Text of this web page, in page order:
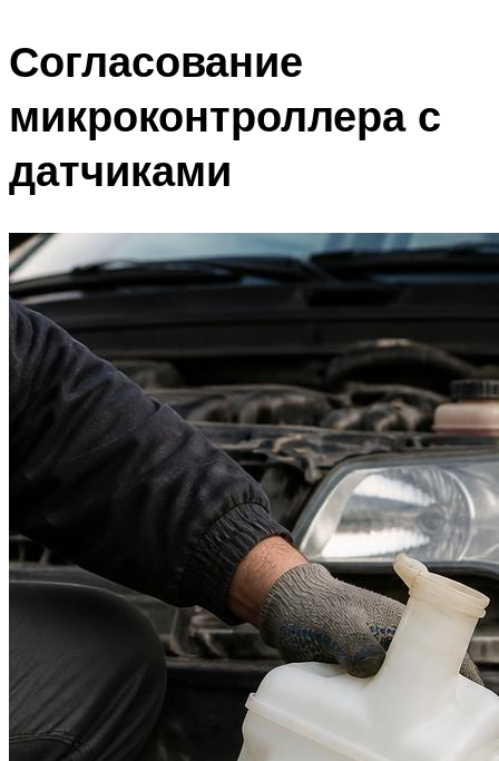
Согласование
микроконтроллера с
датчиками